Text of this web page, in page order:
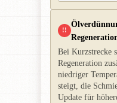
!!
Bei Kurzstrecke
Regeneration
niedriger
steigt, die
Update für